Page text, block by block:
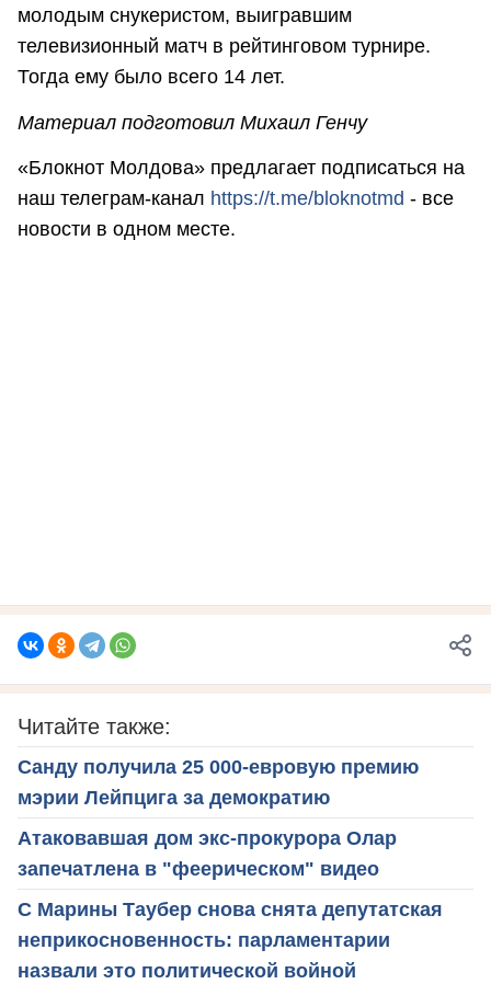
молодым снукеристом, выигравшим
телевизионный матч в рейтинговом турнире.
Тогда ему было всего 14 лет.
Материал подготовил Михаил Генчу
«Блокнот Молдова» предлагает подписаться на
наш телеграм-канал https://t.me/bloknotmd - все
новости в одном месте.
Читайте также:
Санду получила 25 000-евровую премию
мэрии Лейпцига за демократию
Атаковавшая дом экс-прокурора Олар
запечатлена в "феерическом" видео
С Марины Таубер снова снята депутатская
неприкосновенность: парламентарии
назвали это политической войной